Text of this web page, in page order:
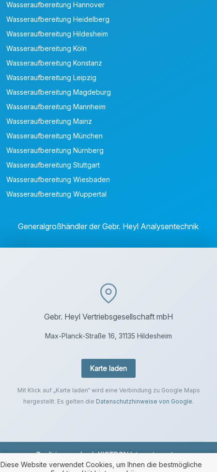
Wasseraufbereitung Hannover
Wasseraufbereitung Heidelberg
Wasseraufbereitung Hildesheim
Wasseraufbereitung Köln
Wasseraufbereitung Konstanz
Wasseraufbereitung Leipzig
Wasseraufbereitung Magdeburg
Wasseraufbereitung Mannheim
Wasseraufbereitung Mainz
Wasseraufbereitung München
Wasseraufbereitung Nürnberg
Wasseraufbereitung Stuttgart
Wasseraufbereitung Wiesbaden
Wasseraufbereitung Wuppertal
Generalgroßhändler der Gebr. Heyl Analysentechnik
Gebr. Heyl Vertriebsgesellschaft mbH
Max-Planck-Straße 16, 31135 Hildesheim
Karte laden
Mit Klick auf „Karte laden“ wird eine Verbindung zu Google Maps
hergestellt. Es gelten die Datenschutzhinweise von Google.
Realisierung durchXICTRON Internetagentur.
Diese Website verwendet Cookies, um Ihnen die bestmögliche